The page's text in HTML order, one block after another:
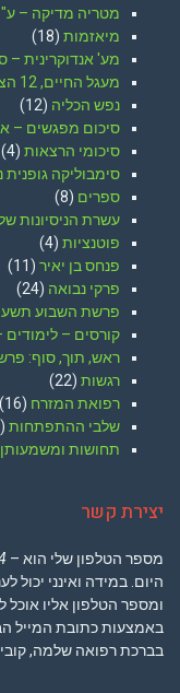
מטריה מדיקה –
מיאזמות (18)
מע' אנדוקרינית –
מעגל החיים, 12 הצעדים
נפש הכליה (12)
סיכום מפגשים –
סיכומי הרצאות (4)
סימבוליקה
ספרים (8)
עשרת הניסיונות
פוטנציות (4)
פנחס בן יאיר (11)
פרקי נבואה (24)
פרשת השבוע
קורסים –
ראש, תוך, סוף:
רגשות (22)
רפואת המזרח (16)
שלבי ההתפתחות (19)
תחושות ומשמעותן
יצירת קשר
מספר הטלפון שלי הוא –
היום. במידה ואינני
ומספר הטלפון אליו אוכל
באמצעות כתובת המייל
בברכת רפואה שלמה, קובי